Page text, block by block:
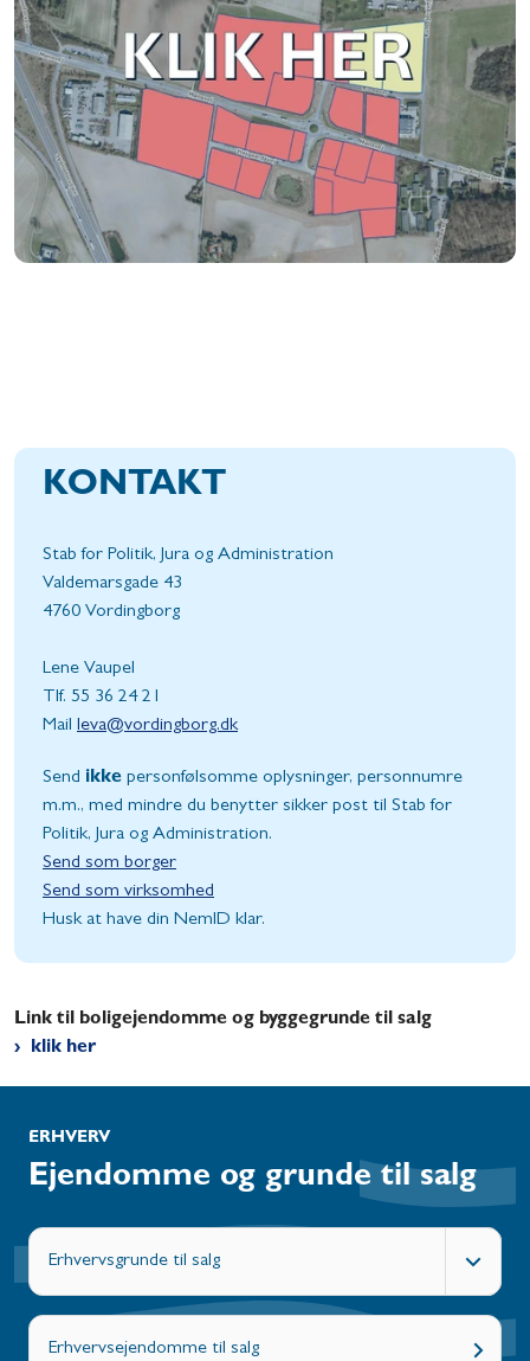
KONTAKT
Stab for Politik, Jura og Administration
Valdemarsgade 43
4760 Vordingborg
Lene Vaupel
Tlf. 55 36 24 21
Mail leva@vordingborg.dk
Send ikke personfølsomme oplysninger, personnumre
m.m., med mindre du benytter sikker post til Stab for
Politik, Jura og Administration.
Send som borger
Send som virksomhed
Husk at have din NemID klar.
Link til boligejendomme og byggegrunde til salg
klik her
ERHVERV
Ejendomme og grunde til salg
Erhvervsgrunde til salg
Erhvervsejendomme til salg